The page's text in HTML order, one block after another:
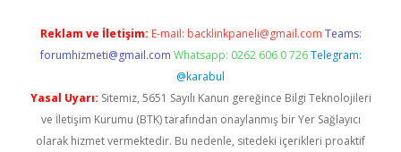
Reklam ve İletişim: E-mail: backlinkpaneli@gmail.com Teams:
forumhizmeti@gmail.com Whatsapp: 0262 606 0 726 Telegram:
@karabul
Yasal Uyarı: Sitemiz, 5651 Sayılı Kanun gereğince Bilgi Teknolojileri
ve İletişim Kurumu (BTK) tarafından onaylanmış bir Yer Sağlayıcı
olarak hizmet vermektedir. Bu nedenle, sitedeki içerikleri proaktif